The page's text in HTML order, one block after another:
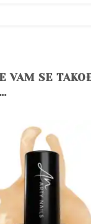
VAM SE